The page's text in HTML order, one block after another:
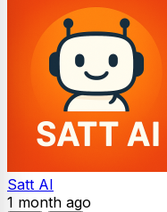
Satt AI
1 month ago